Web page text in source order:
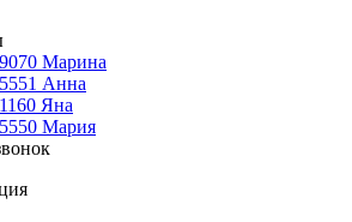
Марина
Анна
Яна
Мария